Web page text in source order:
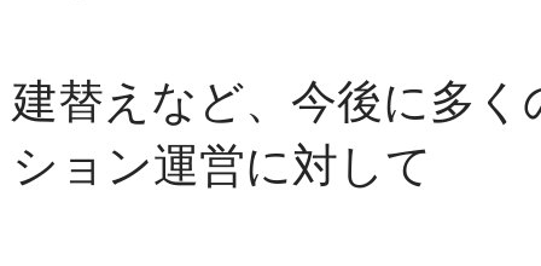
建替えなど、今後に多
ション運営に対して